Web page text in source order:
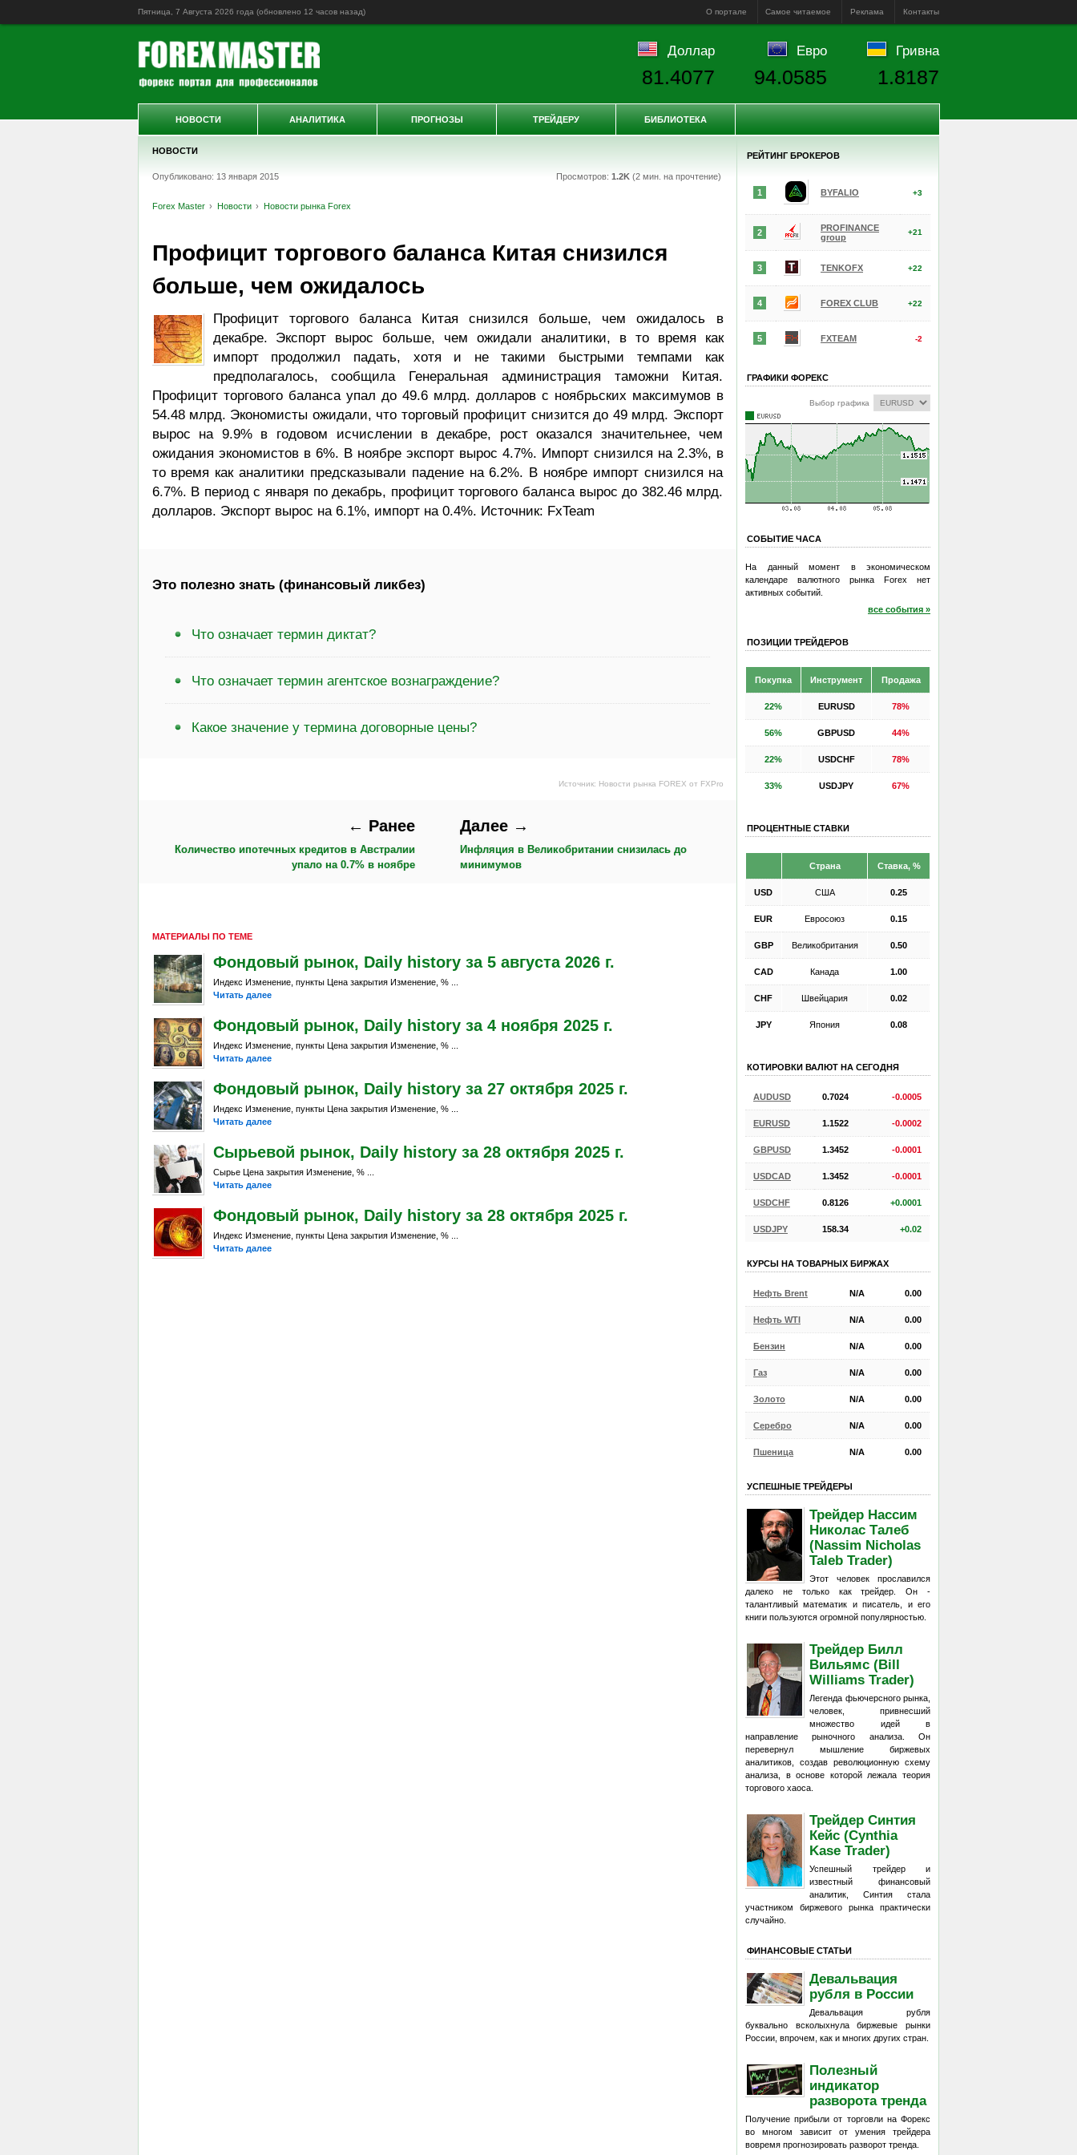
Пятница, 7 Августа 2026 года (обновлено 12 часов назад) О портале Самое читаемое Реклама Контакты
НОВОСТИ
Опубликовано: 13 января 2015 Просмотров: 1.2K(2 мин. на прочтение)
Forex Master Новости Новости рынка Forex
Профицит торгового баланса Китая снизился
больше, чем ожидалось
Профицит торгового баланса Китая снизился больше, чем ожидалось в
декабре. Экспорт вырос больше, чем ожидали аналитики, в то время как
импорт продолжил падать, хотя и не такими быстрыми темпами как
предполагалось, сообщила Генеральная администрация таможни Китая.
Профицит торгового баланса упал до 49.6 млрд. долларов с ноябрьских максимумов в
54.48 млрд. Экономисты ожидали, что торговый профицит снизится до 49 млрд. Экспорт
вырос на 9.9% в годовом исчислении в декабре, рост оказался значительнее, чем
ожидания экономистов в 6%. В ноябре экспорт вырос 4.7%. Импорт снизился на 2.3%, в
то время как аналитики предсказывали падение на 6.2%. В ноябре импорт снизился на
6.7%. В период с января по декабрь, профицит торгового баланса вырос до 382.46 млрд.
долларов. Экспорт вырос на 6.1%, импорт на 0.4%. Источник: FxTeam
Это полезно знать (финансовый ликбез)
Что означает термин диктат?
Что означает термин агентское вознаграждение?
Какое значение у термина договорные цены?
Источник: Новости рынка FOREX от FXPro
← Ранее
Количество ипотечных кредитов в Австралии
упало на 0.7% в ноябре
Далее →
Инфляция в Великобритании снизилась до
минимумов
МАТЕРИАЛЫ ПО ТЕМЕ
Фондовый рынок, Daily history за 5 августа 2026 г.
Индекс Изменение, пункты Цена закрытия Изменение, % ...
Читать далее
Фондовый рынок, Daily history за 4 ноября 2025 г.
Индекс Изменение, пункты Цена закрытия Изменение, % ...
Читать далее
Фондовый рынок, Daily history за 27 октября 2025 г.
Индекс Изменение, пункты Цена закрытия Изменение, % ...
Читать далее
Сырьевой рынок, Daily history за 28 октября 2025 г.
Сырье Цена закрытия Изменение, % ...
Читать далее
Фондовый рынок, Daily history за 28 октября 2025 г.
Индекс Изменение, пункты Цена закрытия Изменение, % ...
Читать далее
РЕЙТИНГ БРОКЕРОВ
1 BYFALIO +3
2
PROFINANCE
group
+21
3 TENKOFX +22
4 FOREX CLUB +22
5 FXTEAM -2
ГРАФИКИ ФОРЕКС
Выбор графика
СОБЫТИЕ ЧАСА
На данный момент в экономическом
календаре валютного рынка Forex нет
активных событий.
все события »
ПОЗИЦИИ ТРЕЙДЕРОВ
Покупка Инструмент Продажа
22% EURUSD 78%
56% GBPUSD 44%
22% USDCHF 78%
33% USDJPY 67%
ПРОЦЕНТНЫЕ СТАВКИ
Страна Ставка, %
USD США 0.25
EUR Евросоюз 0.15
GBP Великобритания 0.50
CAD Канада 1.00
CHF Швейцария 0.02
JPY Япония 0.08
КОТИРОВКИ ВАЛЮТ НА СЕГОДНЯ
AUDUSD 0.7024 -0.0005
EURUSD 1.1522 -0.0002
GBPUSD 1.3452 -0.0001
USDCAD 1.3452 -0.0001
USDCHF 0.8126 +0.0001
USDJPY 158.34 +0.02
КУРСЫ НА ТОВАРНЫХ БИРЖАХ
Нефть Brent N/A 0.00
Нефть WTI N/A 0.00
Бензин N/A 0.00
Газ N/A 0.00
Золото N/A 0.00
Серебро N/A 0.00
Пшеница N/A 0.00
УСПЕШНЫЕ ТРЕЙДЕРЫ
Трейдер Нассим
Николас Талеб
(Nassim Nicholas
Taleb Trader)
Этот человек прославился
далеко не только как трейдер. Он -
талантливый математик и писатель, и его
книги пользуются огромной популярностью.
Трейдер Билл
Вильямс (Bill
Williams Trader)
Легенда фьючерсного рынка,
человек, привнесший
множество идей в
направление рыночного анализа. Он
перевернул мышление биржевых
аналитиков, создав революционную схему
анализа, в основе которой лежала теория
торгового хаоса.
Трейдер Синтия
Кейс (Cynthia
Kase Trader)
Успешный трейдер и
известный финансовый
аналитик, Синтия стала
участником биржевого рынка практически
случайно.
ФИНАНСОВЫЕ СТАТЬИ
Девальвация
рубля в России
Девальвация рубля
буквально всколыхнула биржевые рынки
России, впрочем, как и многих других стран.
Полезный
индикатор
разворота тренда
Получение прибыли от торговли на Форекс
во многом зависит от умения трейдера
вовремя прогнозировать разворот тренда.
Доллар
81.4077
Евро
94.0585
Гривна
1.8187
НОВОСТИ АНАЛИТИКА ПРОГНОЗЫ ТРЕЙДЕРУ БИБЛИОТЕКА